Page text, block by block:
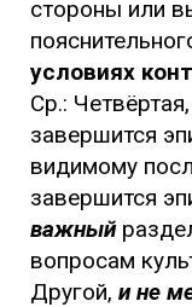
стороны или
условиях
Ср.:
завершится
видимому
завершится
важный
вопросам
Другой, и не